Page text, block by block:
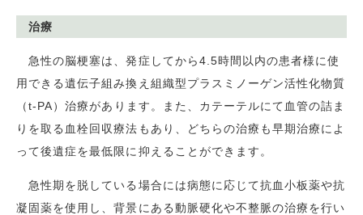
治療
急性の脳梗塞は、発症してから4.5時間以内の患者様に使
用できる遺伝子組み換え組織型プラスミノーゲン活性化物質
（t-PA）治療があります。また、カテーテルにて血管の詰ま
りを取る血栓回収療法もあり、どちらの治療も早期治療によ
って後遺症を最低限に抑えることができます。
急性期を脱している場合には病態に応じて抗血小板薬や抗
凝固薬を使用し、背景にある動脈硬化や不整脈の治療を行い